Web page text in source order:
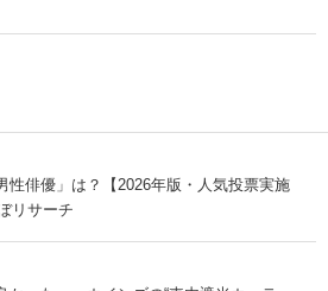
性俳優」は？【2026年版・人気投票実施
リサーチ